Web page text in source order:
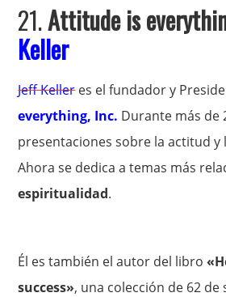
21.Attitude is
Keller
Jeff Kelleres el fundador y
everything, Inc. Durante más de
presentaciones sobre la actitud y
Ahora se dedica a temas más
espiritualidad.
Él es también el autor del libro
success», una colección de 62 de